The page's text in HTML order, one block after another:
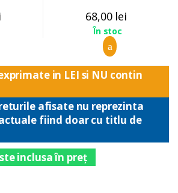
68,00 lei
În stoc
in LEI si NU contin
afisate nu reprezinta
fiind doar cu titlu de
inclusa în preț